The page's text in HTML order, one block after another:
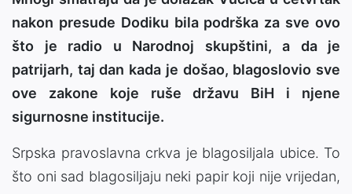
nakon presude Dodiku bila podrška za sve ovo
što je radio u Narodnoj skupštini, a da je
patrijarh, taj dan kada je došao, blagoslovio sve
ove zakone koje ruše državu BiH i njene
sigurnosne institucije.
Srpska pravoslavna crkva je blagosiljala ubice. To
što oni sad blagosiljaju neki papir koji nije vrijedan,